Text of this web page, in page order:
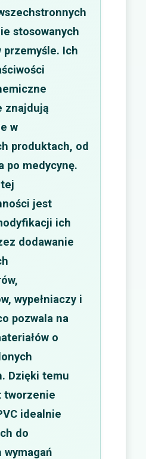
stosowanych
przemyśle. Ich
znajdują
w
produktach, od
po medycynę.
jest
ich
dodawanie
wypełniaczy i
pozwala na
o
Dzięki temu
tworzenie
idealnie
do